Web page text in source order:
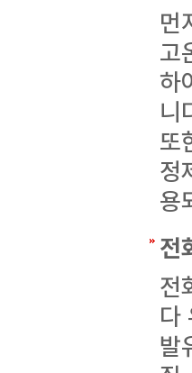
먼
고
하
니
또
정
용
전
전
다
발